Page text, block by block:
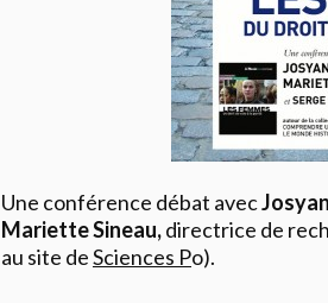
Une conférence débat avec
Mariette Sineau,directrice de
au site deSciences Po).